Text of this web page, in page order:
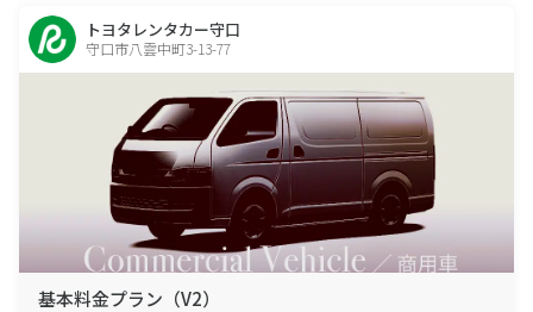
トヨタレンタカー守口
守口市八雲中町3-13-77
基本料金プラン（V2）